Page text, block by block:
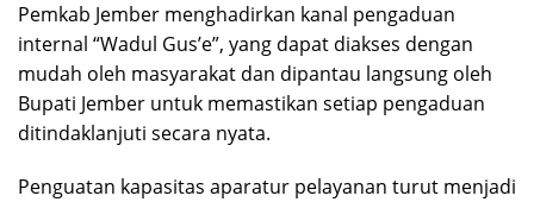
Pemkab Jember menghadirkan kanal pengaduan
internal “Wadul Gus’e”, yang dapat diakses dengan
mudah oleh masyarakat dan dipantau langsung oleh
Bupati Jember untuk memastikan setiap pengaduan
ditindaklanjuti secara nyata.
Penguatan kapasitas aparatur pelayanan turut menjadi